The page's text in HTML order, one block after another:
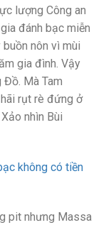
lượng Công an
đánh bạc miễn
nôn vì mùi
gia đình. Vậy
Đồ. Mà Tam
rụt rè đứng ở
nhìn Bùi
không có tiền
pit nhưng Massa